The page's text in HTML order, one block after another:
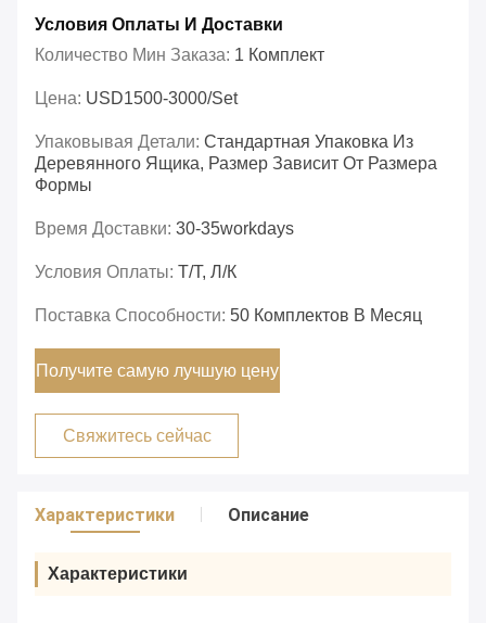
Условия Оплаты И Доставки
Количество Мин Заказа: 1 Комплект
Цена: USD1500-3000/set
Упаковывая Детали: Стандартная Упаковка Из
Деревянного Ящика, Размер Зависит От Размера
Формы
Время Доставки: 30-35workdays
Условия Оплаты: Т/Т, Л/К
Поставка Способности: 50 Комплектов В Месяц
Получите самую лучшую цену
Свяжитесь сейчас
Характеристики Описание
Характеристики